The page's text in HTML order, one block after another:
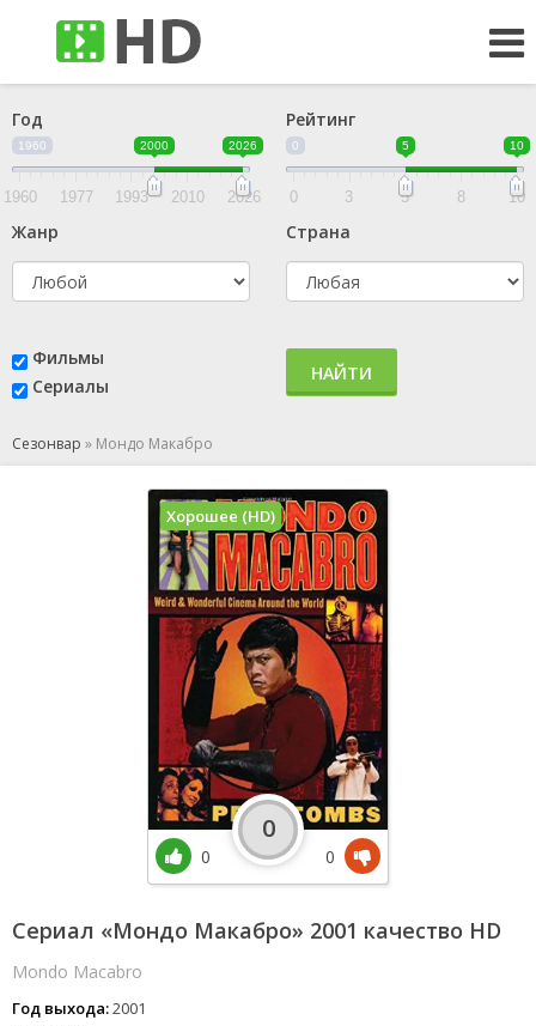
Год
1960 2000 2026
1960 1977 1993 2010 2026
Рейтинг
0 5 10
0 3 5 8 10
Жанр Страна
Фильмы
Сериалы
НАЙТИ
Сезонвар » Мондо Макабро
Сериал «Мондо Макабро» 2001 качество HD
Mondo Macabro
Год выхода:2001
Хорошее (HD)
0
0
0